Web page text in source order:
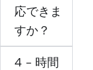
応できま
すか？
4 - 時間